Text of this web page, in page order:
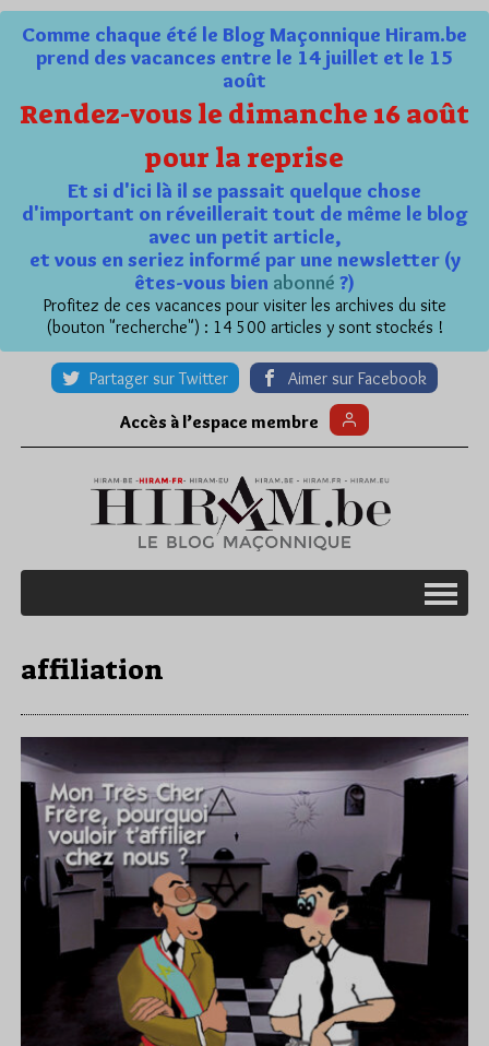
Comme chaque été le Blog Maçonnique Hiram.be
prend des vacances entre le 14 juillet et le 15
août
Rendez-vous le dimanche 16 août
pour la reprise
Et si d'ici là il se passait quelque chose
d'important on réveillerait tout de même le blog
avec un petit article,
et vous en seriez informé par une newsletter (y
êtes-vous bien abonné ?)
Profitez de ces vacances pour visiter les archives du site
(bouton "recherche") : 14 500 articles y sont stockés !
Partager sur Twitter Aimer sur Facebook
Accès à l’espace membre
affiliation